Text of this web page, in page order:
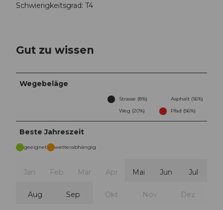
Schwierigkeitsgrad: T4
Gut zu wissen
Wegebeläge
Strasse (8%)
Asphalt (16%)
Weg (20%)
Pfad (56%)
Beste Jahreszeit
geeignet wetterabhängig
Jan Feb Mär Apr Mai Jun Jul
Aug Sep Okt Nov Dez